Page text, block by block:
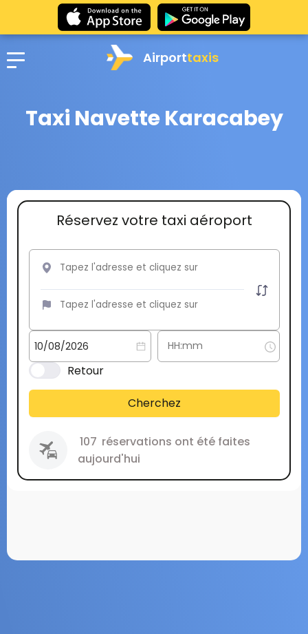
Airporttaxis
Taxi Navette Karacabey
Réservez votre taxi aéroport
Retour
Cherchez
107 réservations ont été faites
aujourd'hui